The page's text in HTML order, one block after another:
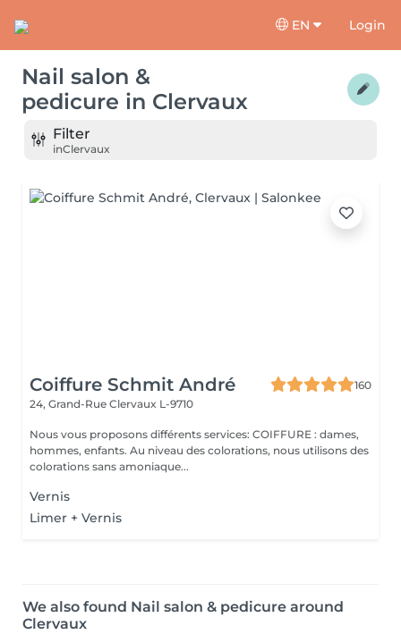
EN Login
Nail salon &
pedicure in Clervaux
Filter
inClervaux
Coiffure Schmit André
160
24, Grand-Rue Clervaux L-9710
Nous vous proposons différents services: COIFFURE : dames,
hommes, enfants. Au niveau des colorations, nous utilisons des
colorations sans amoniaque...
Vernis
Limer + Vernis
We also found Nail salon & pedicure around
Clervaux